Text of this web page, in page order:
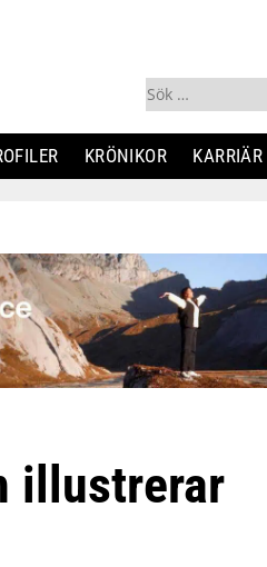
Sök
efter:
KRÖNIKOR KARRIÄR
illustrerar